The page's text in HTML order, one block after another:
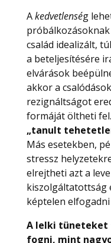
Akedvetlenség
próbálkozásoknak
család idealizált,
a beteljesítésére
elvárások
akkor a
rezignáltságot
formáját öltheti
„tanult
Más esetekben,
stressz
elrejtheti azt a
kiszolgáltatottság
képtelen
A lelki tüneteket
fogni, mint